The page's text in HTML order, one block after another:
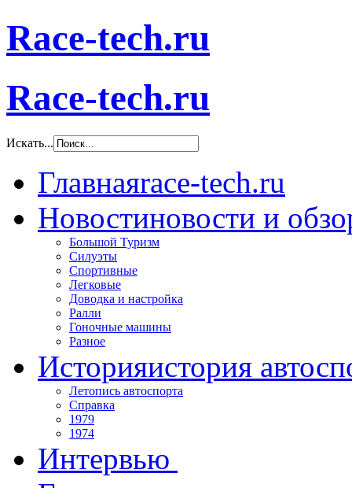
Race-tech.ru
Race-tech.ru
Искать...
Главнаяrace-tech.ru
Новостиновости и
Большой Туризм
Силуэты
Спортивные
Легковые
Доводка и настройка
Ралли
Гоночные машины
Разное
Историяистория
Летопись автоспорта
Справка
1979
1974
Интервью